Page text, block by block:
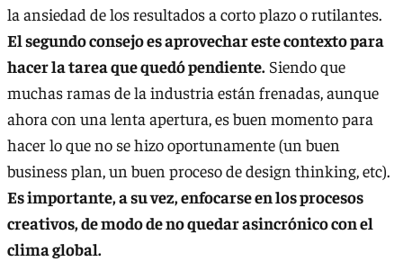
la ansiedad de los resultados a corto plazo o rutilantes.
El segundo consejo es aprovechar este contexto para
hacer la tarea que quedó pendiente. Siendo que
muchas ramas de la industria están frenadas, aunque
ahora con una lenta apertura, es buen momento para
hacer lo que no se hizo oportunamente (un buen
business plan, un buen proceso de design thinking, etc).
Es importante, a su vez, enfocarse en los procesos
creativos, de modo de no quedar asincrónico con el
clima global.